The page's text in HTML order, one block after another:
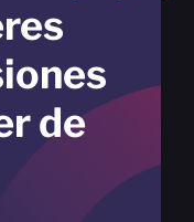
de